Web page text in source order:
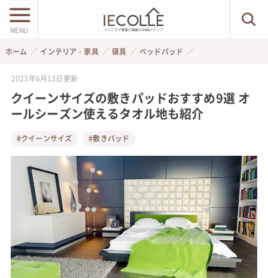
MENU
ホーム インテリア・家具 寝具 ベッドパッド
2023年6月13日 更新
クイーンサイズの敷きパッドおすすめ9選 オ
ールシーズン使えるタオル地も紹介
#クイーンサイズ #敷きパッド